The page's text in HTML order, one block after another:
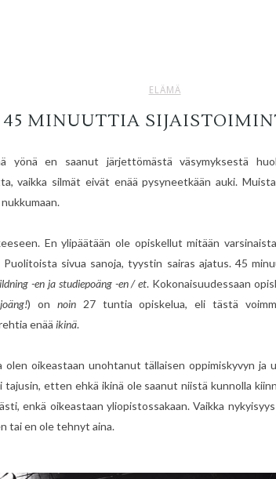
ELÄMÄ
45 MINUUTTIA
yönä en saanut järjettömästä väsymyksestä
vaikka silmät eivät enää pysyneetkään auki.
En ylipäätään ole opiskellut mitään
sivua sanoja, tyystin sairas ajatus. 45
-en ja studiepoäng -en / et. Kokonaisuudessaan
) on noin27 tuntia opiskelua, eli tästä
enää ikinä.
olen oikeastaan unohtanut tällaisen oppimiskyvyn ja
tajusin, etten ehkä ikinä ole saanut niistä kunnolla
enkä oikeastaan yliopistossakaan. Vaikka
tai en ole tehnyt aina.